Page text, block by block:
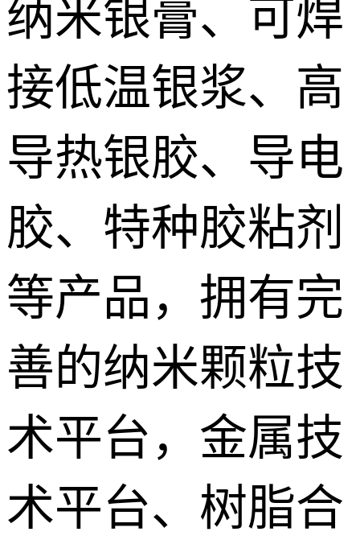
纳米银膏、可焊
接低温银浆、高
导热银胶、导电
胶、特种胶粘剂
等产品，拥有完
善的纳米颗粒技
术平台，金属技
术平台、树脂合